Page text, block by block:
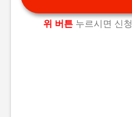
위 버튼 누르시면 신